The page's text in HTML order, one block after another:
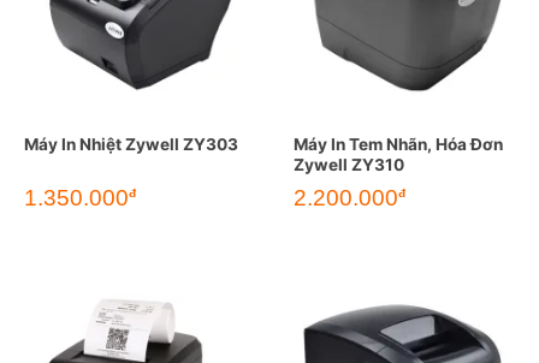
Máy In Nhiệt Zywell ZY303
1.350.000đ
Máy In Tem Nhãn, Hóa Đơn
Zywell ZY310
2.200.000đ